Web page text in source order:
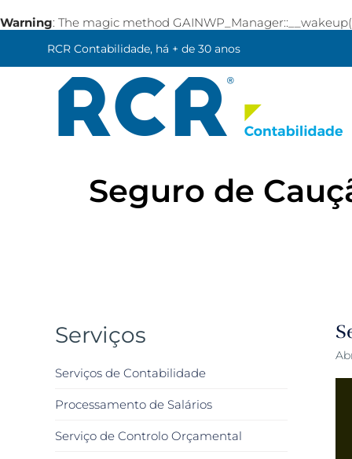
Warning: The magic method
RCR Contabilidade, há + de 30 anos
Seguro de
Serviços
Serviços de Contabilidade
Processamento de Salários
Serviço de Controlo Orçamental